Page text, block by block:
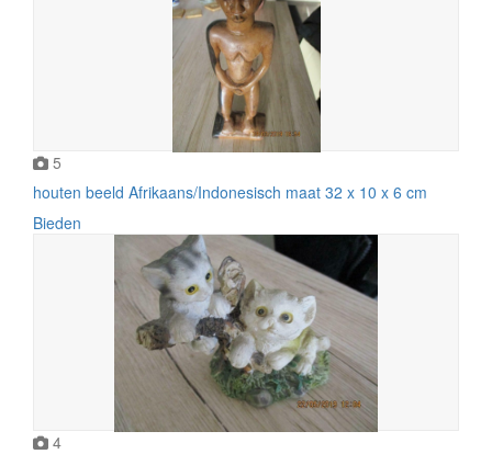
5
houten beeld Afrikaans/Indonesisch maat 32 x 10 x 6 cm
Bieden
4